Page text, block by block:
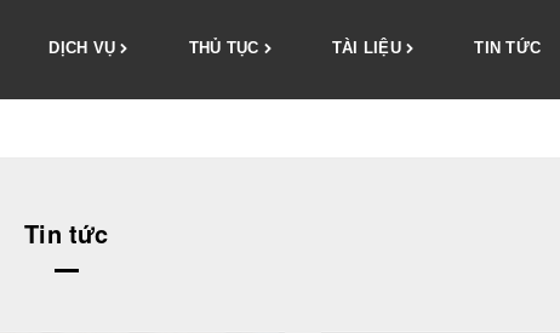
DỊCH VỤ THỦ TỤC TÀI LIỆU TIN TỨC
Tin tức